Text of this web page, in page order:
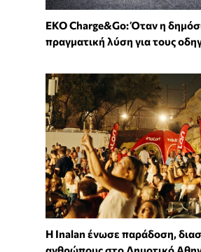
EKO Charge&Go: Όταν η
πραγματική λύση για τους
Η Inalan ένωσε παράδοση,